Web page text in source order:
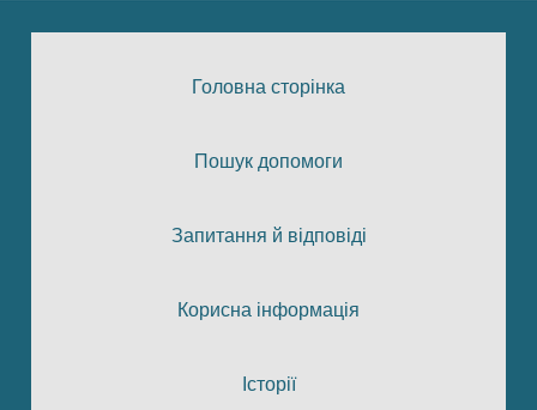
Головна сторінка
Пошук допомоги
Запитання й відповіді
Корисна інформація
Історії